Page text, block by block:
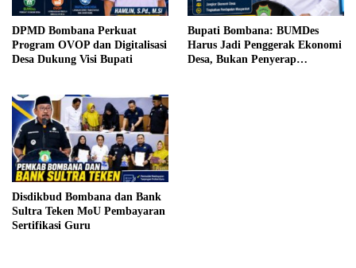
DPMD Bombana Perkuat
Program OVOP dan Digitalisasi
Desa Dukung Visi Bupati
Bupati Bombana: BUMDes
Harus Jadi Penggerak Ekonomi
Desa, Bukan Penyerap
Disdikbud Bombana dan Bank
Sultra Teken MoU Pembayaran
Sertifikasi Guru